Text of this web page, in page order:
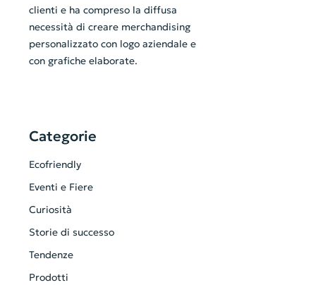
clienti e ha compreso la diffusa
necessità di creare merchandising
personalizzato con logo aziendale e
con grafiche elaborate.
Categorie
Ecofriendly
Eventi e Fiere
Curiosità
Storie di successo
Tendenze
Prodotti